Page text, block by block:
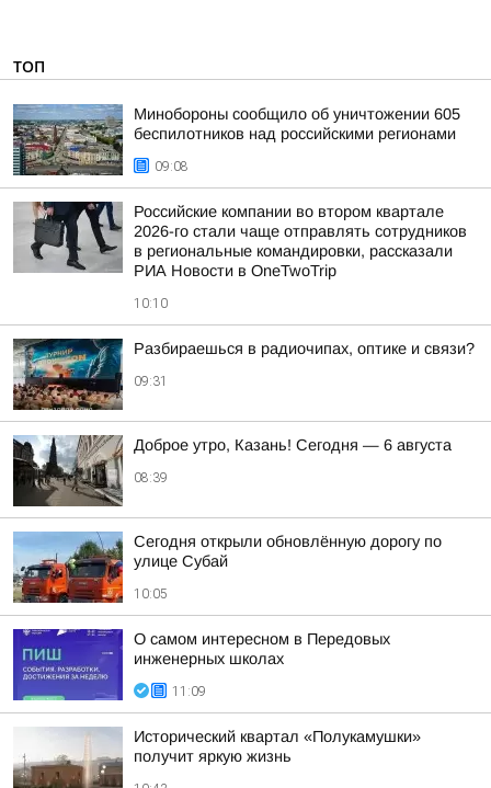
ТОП
Минобороны сообщило об уничтожении 605
беспилотников над российскими регионами
09:08
Российские компании во втором квартале
2026-го стали чаще отправлять сотрудников
в региональные командировки, рассказали
РИА Новости в OneTwoTrip
10:10
Разбираешься в радиочипах, оптике и связи?
09:31
Доброе утро, Казань! Сегодня — 6 августа
08:39
Сегодня открыли обновлённую дорогу по
улице Субай
10:05
О самом интересном в Передовых
инженерных школах
11:09
Исторический квартал «Полукамушки»
получит яркую жизнь